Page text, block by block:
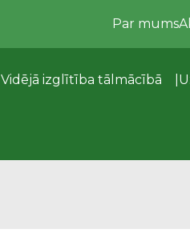
Par mums
Vidējā izglītība tālmācībā